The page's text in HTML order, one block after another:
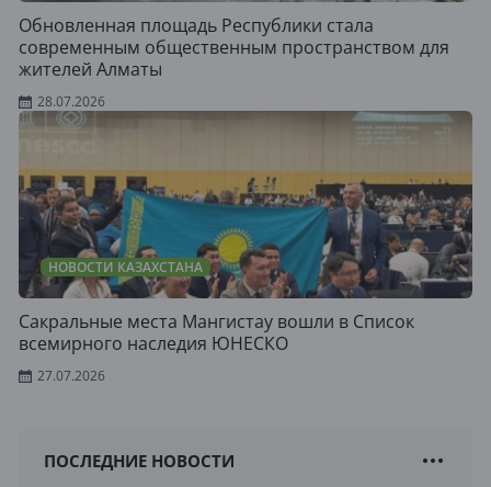
Обновленная площадь Республики стала
современным общественным пространством для
жителей Алматы
28.07.2026
НОВОСТИ КАЗАХСТАНА
Сакральные места Мангистау вошли в Список
всемирного наследия ЮНЕСКО
27.07.2026
ПОСЛЕДНИЕ НОВОСТИ